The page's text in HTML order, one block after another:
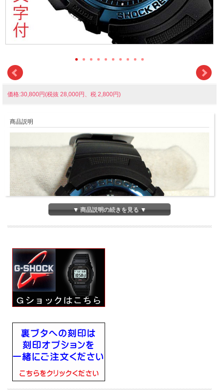
価格:30,800円(税抜 28,000円、税 2,800円)
商品説明
▼ 商品説明の続きを見る ▼